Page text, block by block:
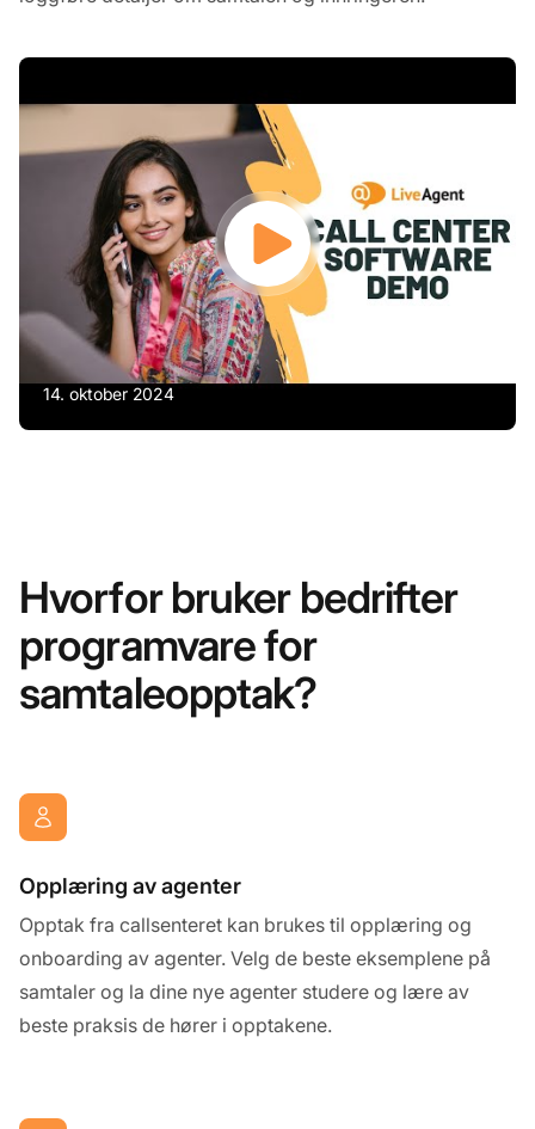
14. oktober 2024
Hvorfor bruker bedrifter
programvare for
samtaleopptak?
Opplæring av agenter
Opptak fra callsenteret kan brukes til opplæring og
onboarding av agenter. Velg de beste eksemplene på
samtaler og la dine nye agenter studere og lære av
beste praksis de hører i opptakene.